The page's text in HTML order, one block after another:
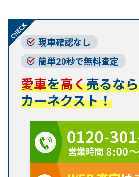
現車確認なし
簡単20秒で無料査定
愛車を高く売るなら
カーネクスト！